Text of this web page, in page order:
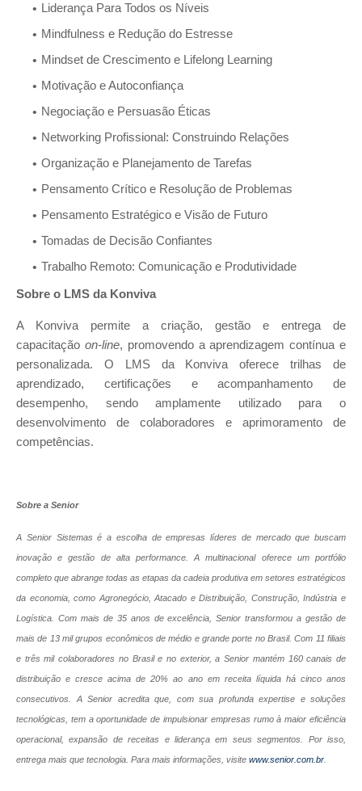
Liderança Para Todos os Níveis
Mindfulness e Redução do Estresse
Mindset de Crescimento e Lifelong Learning
Motivação e Autoconfiança
Negociação e Persuasão Éticas
Networking Profissional: Construindo Relações
Organização e Planejamento de Tarefas
Pensamento Crítico e Resolução de Problemas
Pensamento Estratégico e Visão de Futuro
Tomadas de Decisão Confiantes
Trabalho Remoto: Comunicação e Produtividade
Sobre o LMS da Konviva
A Konviva permite a criação, gestão e entrega de
capacitação on-line, promovendo a aprendizagem contínua e
personalizada. O LMS da Konviva oferece trilhas de
aprendizado, certificações e acompanhamento de
desempenho, sendo amplamente utilizado para o
desenvolvimento de colaboradores e aprimoramento de
competências.
Sobre a Senior
A Senior Sistemas é a escolha de empresas líderes de mercado que buscam
inovação e gestão de alta performance. A multinacional oferece um portfólio
completo que abrange todas as etapas da cadeia produtiva em setores estratégicos
da economia, como Agronegócio, Atacado e Distribuição, Construção, Indústria e
Logística. Com mais de 35 anos de excelência, Senior transformou a gestão de
mais de 13 mil grupos econômicos de médio e grande porte no Brasil. Com 11 filiais
e três mil colaboradores no Brasil e no exterior, a Senior mantém 160 canais de
distribuição e cresce acima de 20% ao ano em receita líquida há cinco anos
consecutivos. A Senior acredita que, com sua profunda expertise e soluções
tecnológicas, tem a oportunidade de impulsionar empresas rumo à maior eficiência
operacional, expansão de receitas e liderança em seus segmentos. Por isso,
entrega mais que tecnologia. Para mais informações, visite www.senior.com.br